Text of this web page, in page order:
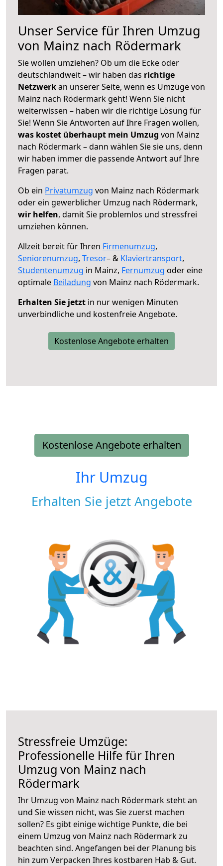
Unser Service für Ihren Umzug
von Mainz nach Rödermark
Sie wollen umziehen? Ob um die Ecke oder
deutschlandweit – wir haben das richtige
Netzwerkan unserer Seite, wenn es Umzüge von
Mainz nach Rödermark geht! Wenn Sie nicht
weiterwissen – haben wir die richtige Lösung für
Sie! Wenn Sie Antworten auf Ihre Fragen wollen,
was kostet überhaupt mein Umzug von Mainz
nach Rödermark – dann wählen Sie sie uns, denn
wir haben immer die passende Antwort auf Ihre
Fragen parat.
Ob ein Privatumzug von Mainz nach Rödermark
oder ein gewerblicher Umzug nach Rödermark,
wir helfen, damit Sie problemlos und stressfrei
umziehen können.
Allzeit bereit für Ihren Firmenumzug,
Seniorenumzug, Tresor– & Klaviertransport,
Studentenumzug in Mainz, Fernumzug oder eine
optimale Beiladung von Mainz nach Rödermark.
Erhalten Sie jetzt in nur wenigen Minuten
unverbindliche und kostenfreie Angebote.
Kostenlose Angebote erhalten
Kostenlose Angebote erhalten
Ihr Umzug
Erhalten Sie jetzt Angebote
Stressfreie Umzüge:
Professionelle Hilfe für Ihren
Umzug von Mainz nach
Rödermark
Ihr Umzug von Mainz nach Rödermark steht an
und Sie wissen nicht, was Sie zuerst machen
sollen? Es gibt einige wichtige Punkte, die bei
einem Umzug von Mainz nach Rödermark zu
beachten sind. Angefangen bei der Planung bis
hin zum Verpacken Ihres kostbaren Hab & Gut.